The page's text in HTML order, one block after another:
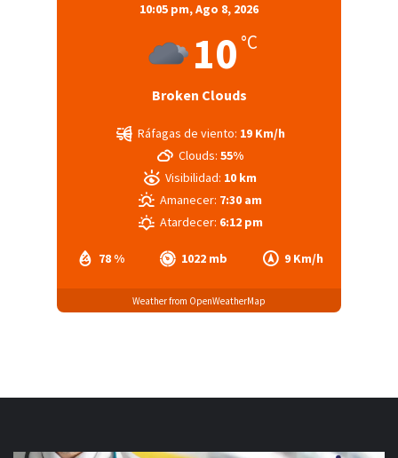
10:05 pm,Ago 8, 2026
10 °C
Broken Clouds
78 % 1022 mb 9 Km/h
Ráfagas de viento: 19 Km/h
Clouds: 55%
Visibilidad: 10 km
Amanecer: 7:30 am
Atardecer: 6:12 pm
Weather from OpenWeatherMap